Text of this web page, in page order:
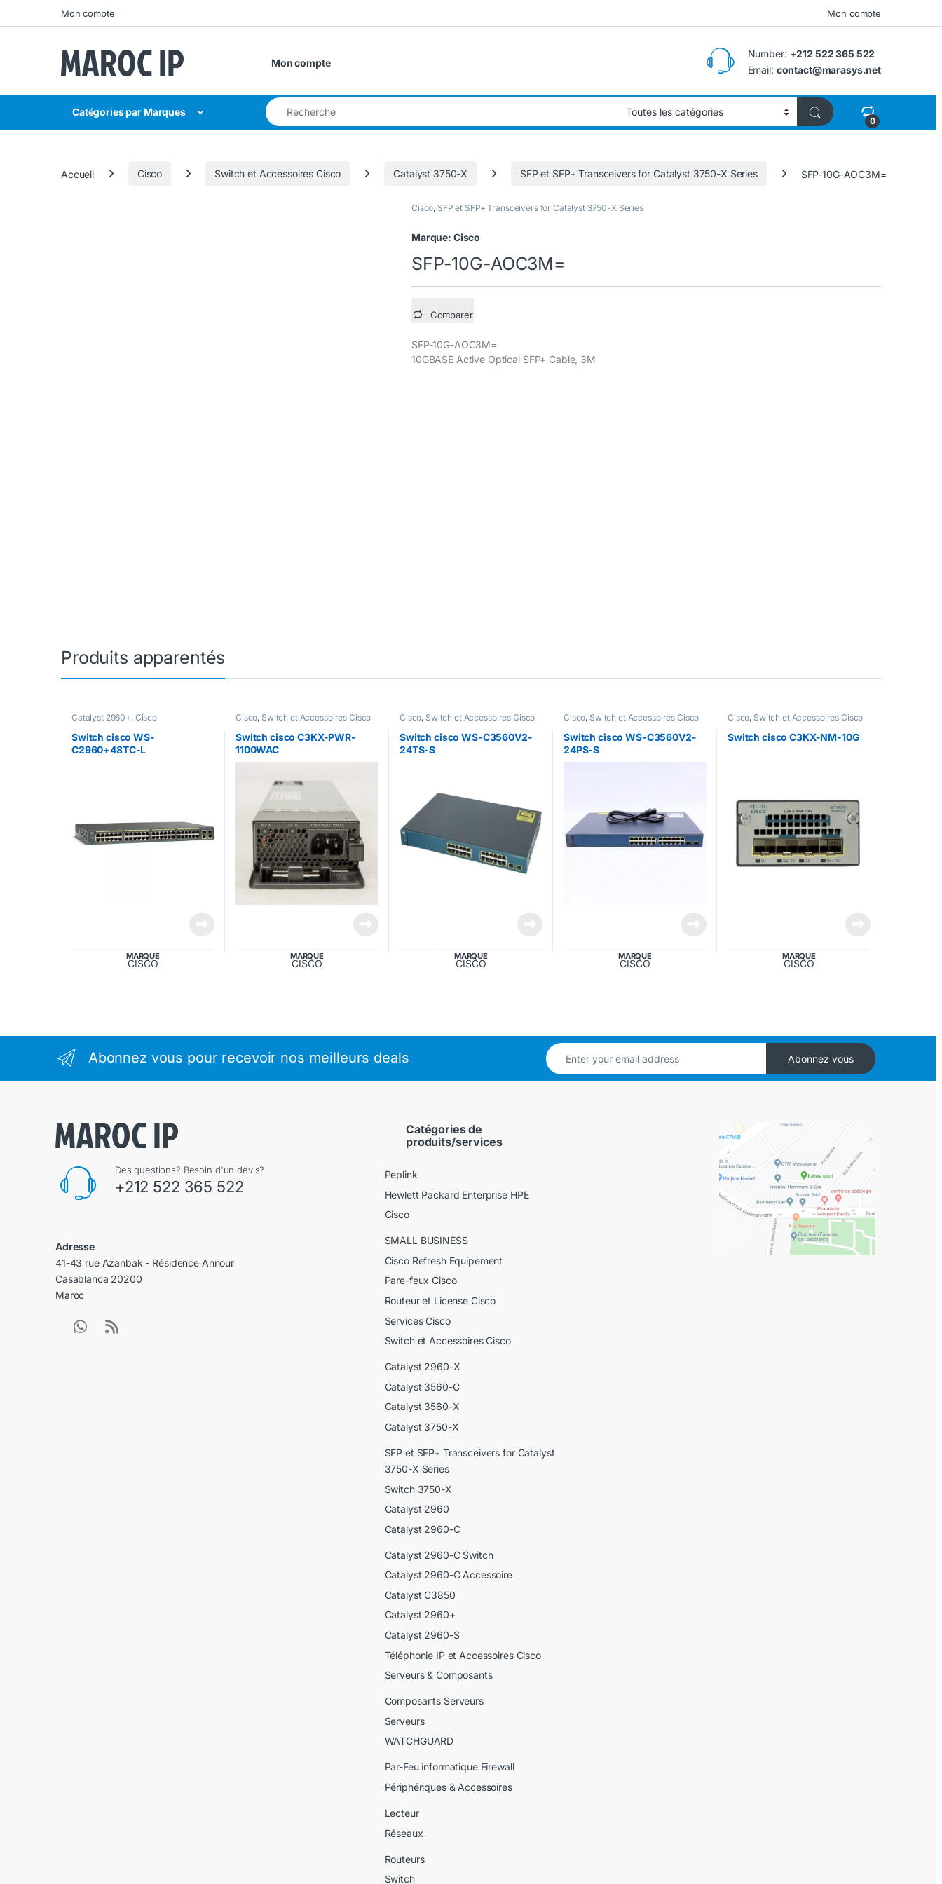
Skip to navigation
Skip to contentMon compte Mon compte
Mon compte
Number: +212 522 365 522
Email: contact@marasys.net
Catégories par Marques
Search for:
0
Accueil Cisco Switch et Accessoires Cisco Catalyst 3750-X SFP et SFP+ Transceivers for Catalyst 3750-X Series SFP-10G-AOC3M=
Cisco, SFP et SFP+ Transceivers for Catalyst 3750-X Series
Marque: Cisco
SFP-10G-AOC3M=
Comparer
SFP-10G-AOC3M=
10GBASE Active Optical SFP+ Cable, 3M
Produits apparentés
Catalyst 2960+, Cisco
Switch cisco WS-
C2960+48TC-L
MARQUE
CISCO
Cisco, Switch et Accessoires Cisco
Switch cisco C3KX-PWR-
1100WAC
MARQUE
CISCO
Cisco, Switch et Accessoires Cisco
Switch cisco WS-C3560V2-
24TS-S
MARQUE
CISCO
Cisco, Switch et Accessoires Cisco
Switch cisco WS-C3560V2-
24PS-S
MARQUE
CISCO
Cisco, Switch et Accessoires Cisco
Switch cisco C3KX-NM-10G
MARQUE
CISCO
Abonnez vous pour recevoir nos meilleurs deals Abonnez vous
Des questions? Besoin d'un devis?
+212 522 365 522
Adresse
41-43 rue Azanbak - Résidence Annour
Casablanca 20200
Maroc
Catégories de
produits/services
Peplink
Hewlett Packard Enterprise HPE
Cisco
SMALL BUSINESS
Cisco Refresh Equipement
Pare-feux Cisco
Routeur et License Cisco
Services Cisco
Switch et Accessoires Cisco
Catalyst 2960-X
Catalyst 3560-C
Catalyst 3560-X
Catalyst 3750-X
SFP et SFP+ Transceivers for Catalyst
3750-X Series
Switch 3750-X
Catalyst 2960
Catalyst 2960-C
Catalyst 2960-C Switch
Catalyst 2960-C Accessoire
Catalyst C3850
Catalyst 2960+
Catalyst 2960-S
Téléphonie IP et Accessoires Cisco
Serveurs & Composants
Composants Serveurs
Serveurs
WATCHGUARD
Par-Feu informatique Firewall
Périphériques & Accessoires
Lecteur
Réseaux
Routeurs
Switch